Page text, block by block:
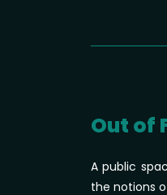
Out of
A public
the notions